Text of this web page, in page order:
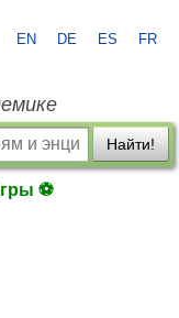
EN DE ES FR
Найти!
⚽